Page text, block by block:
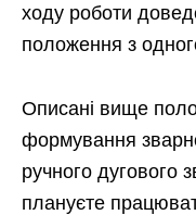
ходу роботи
положення з
Описані вище
формування
ручного дугового
плануєте